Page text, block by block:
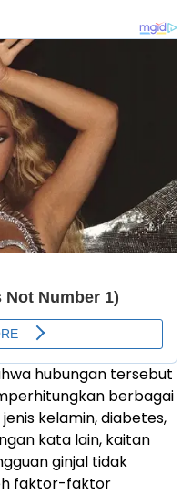
hubungan tersebut
berbagai
kelamin, diabetes,
kata lain, kaitan
ginjal tidak
faktor-faktor